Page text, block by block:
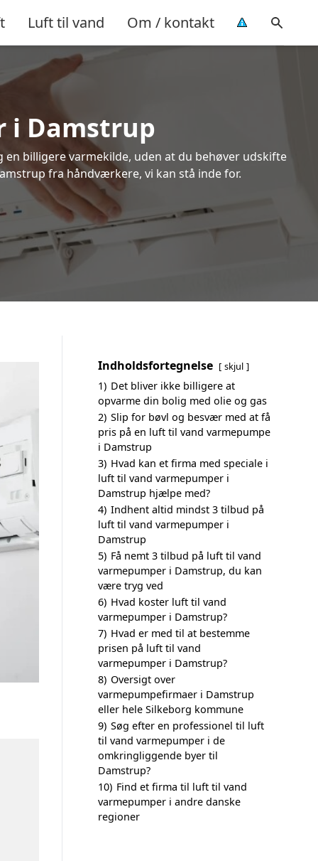
Luft til vand Om / kontakt
i Damstrup
billigere varmekilde, uden at du behøver udskifte
fra håndværkere, vi kan stå inde for.
Indholdsfortegnelse skjul
1) Det bliver ikke billigere at
opvarme din bolig med olie og gas
2) Slip for bøvl og besvær med at få
pris på en luft til vand varmepumpe
i Damstrup
3) Hvad kan et firma med speciale i
luft til vand varmepumper i
Damstrup hjælpe med?
4) Indhent altid mindst 3 tilbud på
luft til vand varmepumper i
Damstrup
5) Få nemt 3 tilbud på luft til vand
varmepumper i Damstrup, du kan
være tryg ved
6) Hvad koster luft til vand
varmepumper i Damstrup?
7) Hvad er med til at bestemme
prisen på luft til vand
varmepumper i Damstrup?
8) Oversigt over
varmepumpefirmaer i Damstrup
eller hele Silkeborg kommune
9) Søg efter en professionel til luft
til vand varmepumper i de
omkringliggende byer til
Damstrup?
10) Find et firma til luft til vand
varmepumper i andre danske
regioner